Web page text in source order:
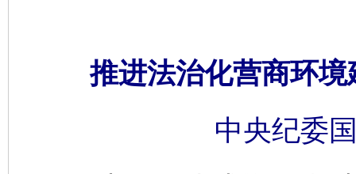
推进法治化营商环
中央纪委